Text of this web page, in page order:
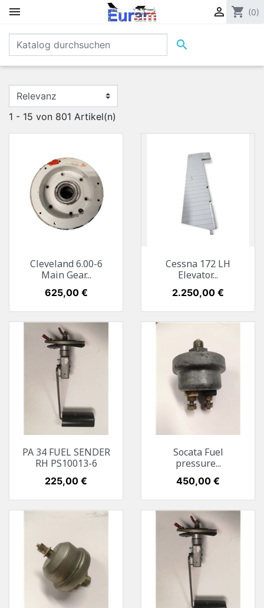
  shopping_cart (0)

1 - 15 von 801 Artikel(n)
Cleveland 6.00-6
Main Gear...
Preis
625,00 €
Cessna 172 LH
Elevator...
Preis
2.250,00 €
PA 34 FUEL SENDER
RH PS10013-6
Preis
225,00 €
Socata Fuel
pressure...
Preis
450,00 €